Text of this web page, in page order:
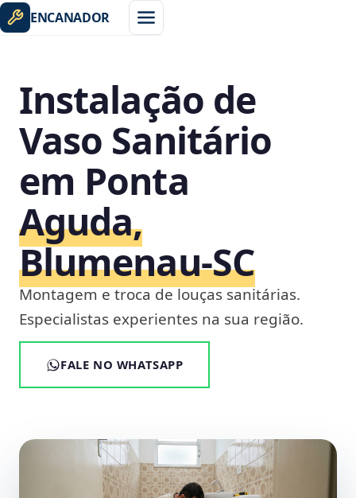
ENCANADOR
Instalação de
Vaso Sanitário
em Ponta
Aguda,
Blumenau‑SC
Montagem e troca de louças sanitárias.
Especialistas experientes na sua região.
FALE NO WHATSAPP